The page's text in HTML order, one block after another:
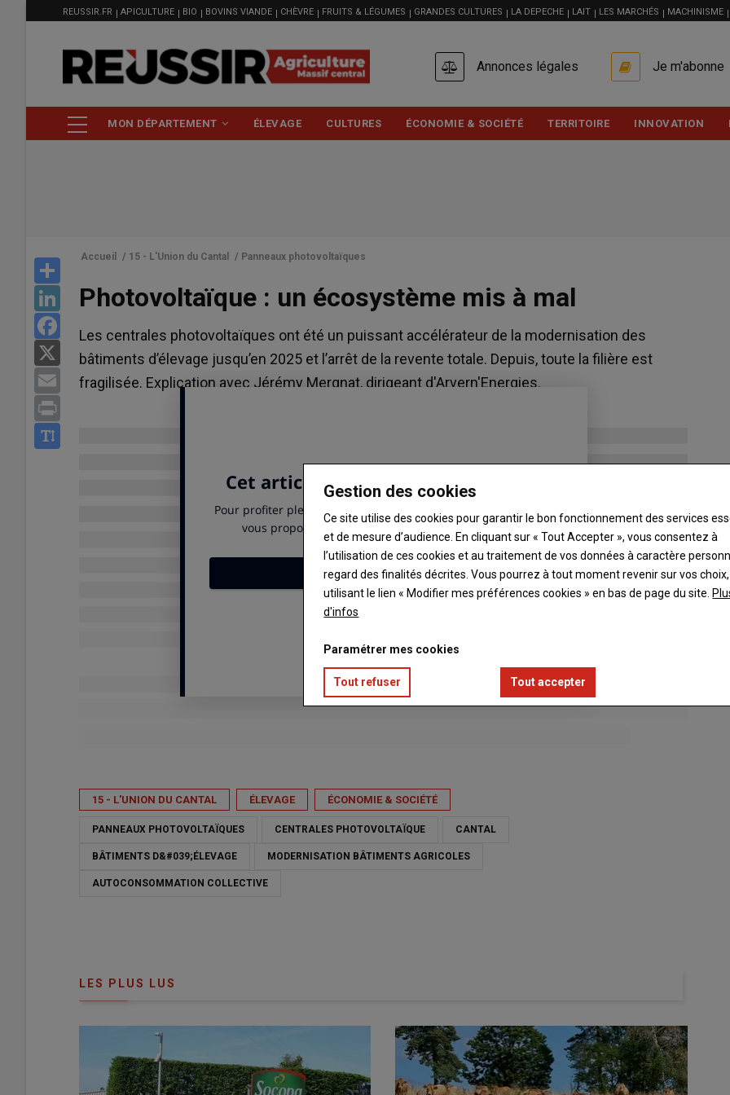
MENU
FILIÈRE
REUSSIR.FR APICULTURE BIO BOVINS VIANDE CHÈVRE FRUITS & LÉGUMES GRANDES CULTURES LA DEPECHE LAIT LES MARCHÉS MACHINISME
ACCOUNT
Annonces légales Je m'abonne
PRINCIPALEMON DÉPARTEMENT ÉLEVAGE CULTURES ÉCONOMIE & SOCIÉTÉ TERRITOIRE INNOVATION
LinkedIn
Email
Accueil / 15 - L'Union du Cantal / Panneaux photovoltaïques
Photovoltaïque : un écosystème mis à mal
Les centrales photovoltaïques ont été un puissant accélérateur de la modernisation des
bâtiments d’élevage jusqu’en 2025 et l’arrêt de la revente totale. Depuis, toute la filière est
fragilisée. Explication avec Jérémy Mergnat, dirigeant d'Arvern'Energies.
15 - L'UNION DU CANTAL ÉLEVAGE ÉCONOMIE & SOCIÉTÉ
PANNEAUX PHOTOVOLTAÏQUES CENTRALES PHOTOVOLTAÏQUE CANTAL
BÂTIMENTS D&#039;ÉLEVAGE MODERNISATION BÂTIMENTS AGRICOLES
AUTOCONSOMMATION COLLECTIVE
LES PLUS LUS
Gestion des cookies
Ce site utilise des cookies pour garantir le bon fonctionnement des services
et de mesure d’audience. En cliquant sur « Tout Accepter », vous consentez à
l’utilisation de ces cookies et au traitement de vos données à caractère
regard des finalités décrites. Vous pourrez à tout moment revenir sur vos
utilisant le lien « Modifier mes préférences cookies » en bas de page du site.
d'infos
Paramétrer mes cookies
Tout refuser Tout accepter